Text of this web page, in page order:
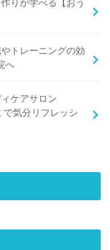
りが学べる【おう
トレーニングの効
へ
ケアサロン
で気分リフレッシ